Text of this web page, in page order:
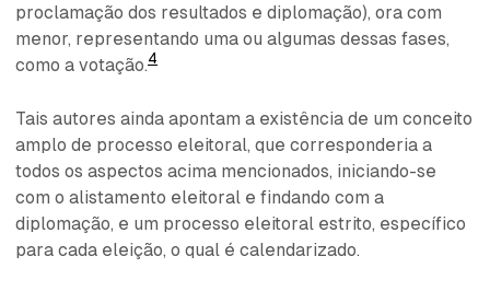
proclamação dos resultados e diplomação), ora com
menor, representando uma ou algumas dessas fases,
como a votação.4
Tais autores ainda apontam a existência de um conceito
amplo de processo eleitoral, que corresponderia a
todos os aspectos acima mencionados, iniciando-se
com o alistamento eleitoral e findando com a
diplomação, e um processo eleitoral estrito, específico
para cada eleição, o qual é calendarizado.